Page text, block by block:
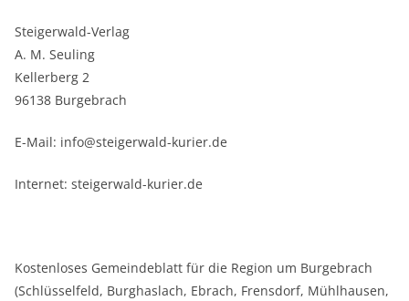
Steigerwald-Verlag
A. M. Seuling
Kellerberg 2
96138 Burgebrach
E-Mail: info@steigerwald-kurier.de
Internet: steigerwald-kurier.de
Kostenloses Gemeindeblatt für die Region um Burgebrach
(Schlüsselfeld, Burghaslach, Ebrach, Frensdorf, Mühlhausen,